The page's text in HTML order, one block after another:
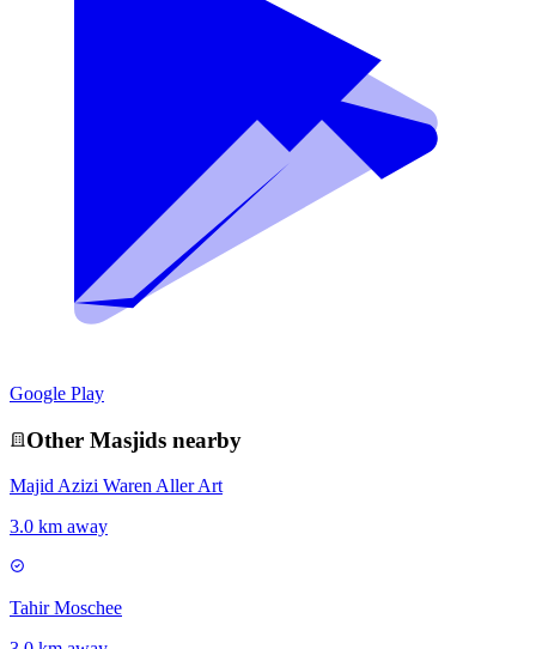
Google Play
Other Masjids nearby
Majid Azizi Waren Aller Art
3.0 km away
Tahir Moschee